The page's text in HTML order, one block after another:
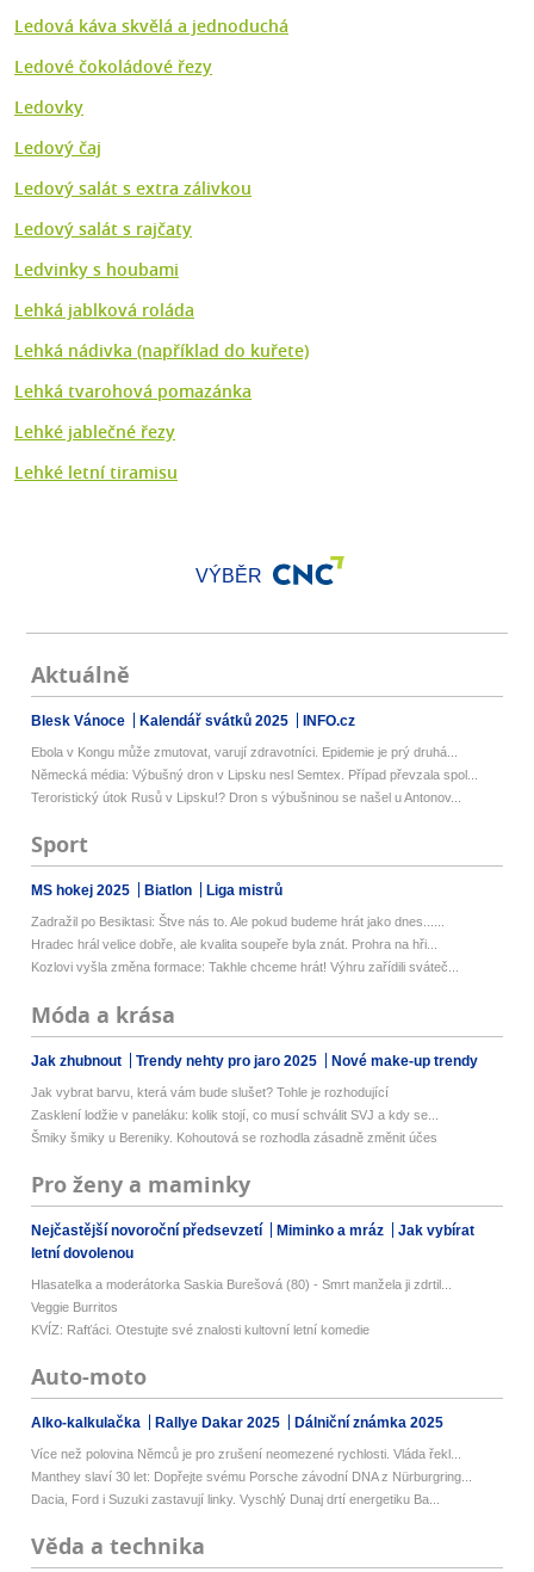
Ledová káva skvělá a jednoduchá
Ledové čokoládové řezy
Ledovky
Ledový čaj
Ledový salát s extra zálivkou
Ledový salát s rajčaty
Ledvinky s houbami
Lehká jablková roláda
Lehká nádivka (například do kuřete)
Lehká tvarohová pomazánka
Lehké jablečné řezy
Lehké letní tiramisu
VÝBĚR
Aktuálně
Blesk Vánoce Kalendář svátků 2025 INFO.cz
Ebola v Kongu může zmutovat, varují zdravotníci. Epidemie je prý druhá...
Německá média: Výbušný dron v Lipsku nesl Semtex. Případ převzala spol...
Teroristický útok Rusů v Lipsku!? Dron s výbušninou se našel u Antonov...
Sport
MS hokej 2025 Biatlon Liga mistrů
Zadražil po Besiktasi: Štve nás to. Ale pokud budeme hrát jako dnes......
Hradec hrál velice dobře, ale kvalita soupeře byla znát. Prohra na hři...
Kozlovi vyšla změna formace: Takhle chceme hrát! Výhru zařídili sváteč...
Móda a krása
Jak zhubnout Trendy nehty pro jaro 2025 Nové make-up trendy
Jak vybrat barvu, která vám bude slušet? Tohle je rozhodující
Zasklení lodžie v paneláku: kolik stojí, co musí schválit SVJ a kdy se...
Šmiky šmiky u Bereniky. Kohoutová se rozhodla zásadně změnit účes
Pro ženy a maminky
Nejčastější novoroční předsevzetí Miminko a mráz
Jak vybírat
letní dovolenou
Hlasatelka a moderátorka Saskia Burešová (80) - Smrt manžela ji zdrtil...
Veggie Burritos
KVÍZ: Rafťáci. Otestujte své znalosti kultovní letní komedie
Auto-moto
Alko-kalkulačka Rallye Dakar 2025 Dálniční známka 2025
Více než polovina Němců je pro zrušení neomezené rychlosti. Vláda řekl...
Manthey slaví 30 let: Dopřejte svému Porsche závodní DNA z Nürburgring...
Dacia, Ford i Suzuki zastavují linky. Vyschlý Dunaj drtí energetiku Ba...
Věda a technika